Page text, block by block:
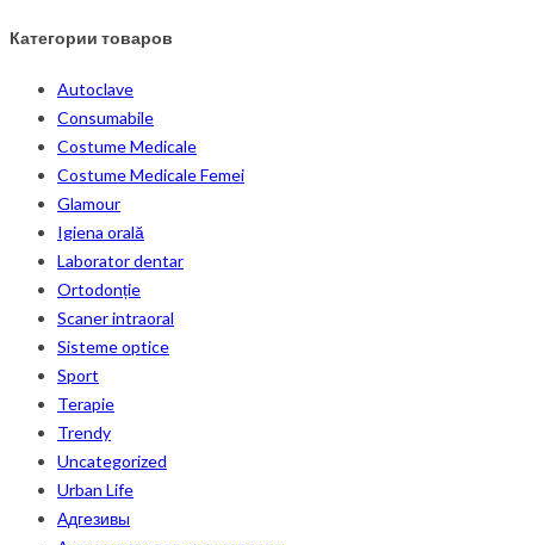
Категории товаров
Autoclave
Consumabile
Costume Medicale
Costume Medicale Femei
Glamour
Igiena orală
Laborator dentar
Ortodonție
Scaner intraoral
Sisteme optice
Sport
Terapie
Trendy
Uncategorized
Urban Life
Адгезивы